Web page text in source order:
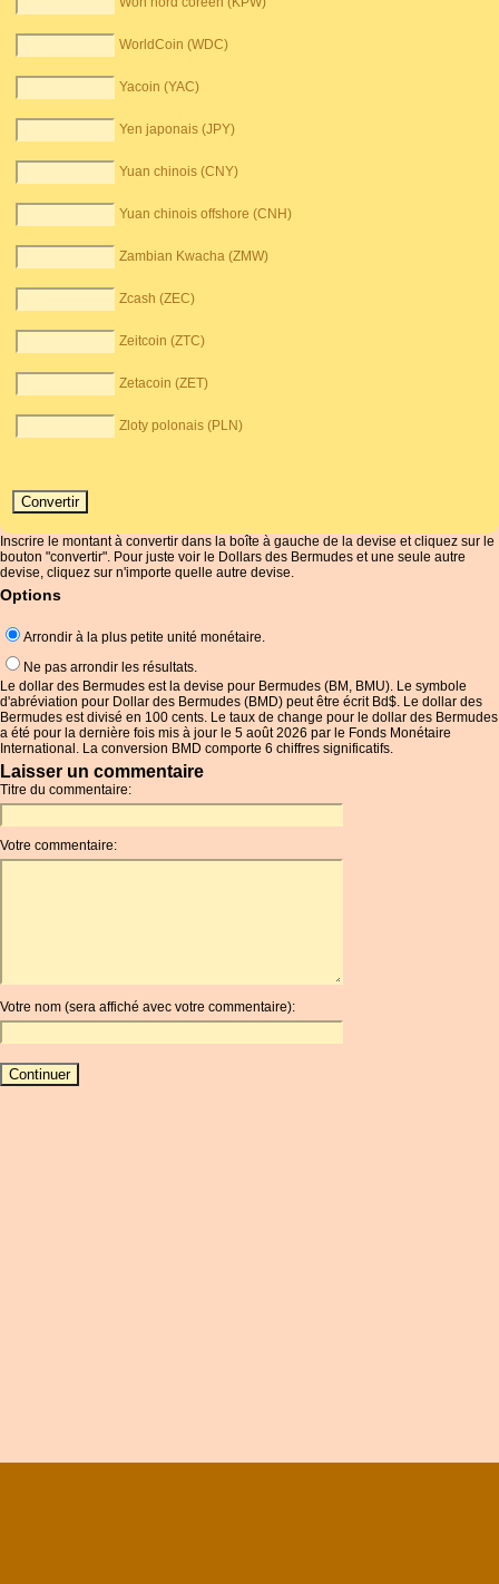
WorldCoin (WDC)
Yacoin (YAC)
Yen japonais (JPY)
Yuan chinois (CNY)
Yuan chinois offshore (CNH)
Zambian Kwacha (ZMW)
Zcash (ZEC)
Zeitcoin (ZTC)
Zetacoin (ZET)
Zloty polonais (PLN)
Inscrire le montant à convertir dans la boîte à gauche de la devise et cliquez sur le
bouton "convertir". Pour juste voir le Dollars des Bermudes et une seule autre
devise, cliquez sur n'importe quelle autre devise.
Options
Arrondir à la plus petite unité monétaire.
Ne pas arrondir les résultats.
Le dollar des Bermudes est la devise pour Bermudes (BM, BMU). Le symbole
d'abréviation pour Dollar des Bermudes (BMD) peut être écrit Bd$. Le dollar des
Bermudes est divisé en 100 cents. Le taux de change pour le dollar des Bermudes
a été pour la dernière fois mis à jour le 5 août 2026 par le Fonds Monétaire
International. La conversion BMD comporte 6 chiffres significatifs.
Laisser un commentaire
Titre du commentaire:
Votre commentaire:
Votre nom (sera affiché avec votre commentaire):